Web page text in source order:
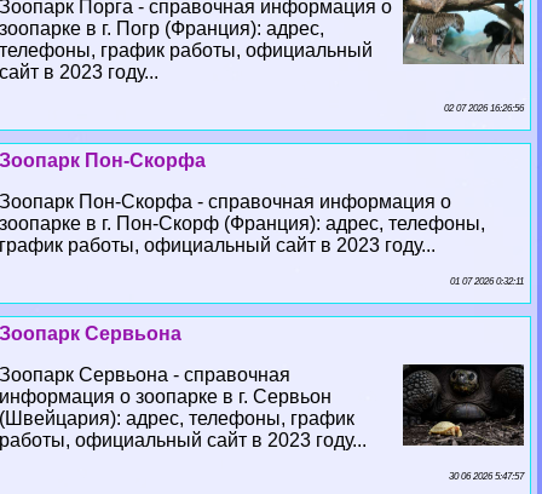
Зоопарк Порга - справочная информация о
зоопарке в г. Погр (Франция): адрес,
телефоны, график работы, официальный
сайт в 2023 году...
02 07 2026 16:26:56
Зоопарк Пон-Скорфа
Зоопарк Пон-Скорфа - справочная информация о
зоопарке в г. Пон-Скорф (Франция): адрес, телефоны,
график работы, официальный сайт в 2023 году...
01 07 2026 0:32:11
Зоопарк Сервьона
Зоопарк Сервьона - справочная
информация о зоопарке в г. Сервьон
(Швейцария): адрес, телефоны, график
работы, официальный сайт в 2023 году...
30 06 2026 5:47:57